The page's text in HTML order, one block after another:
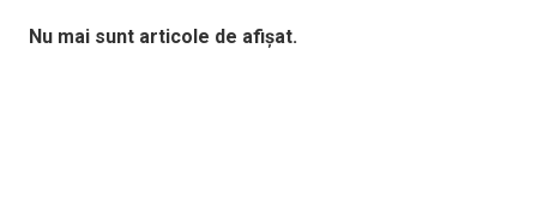
Nu mai sunt articole de afișat.